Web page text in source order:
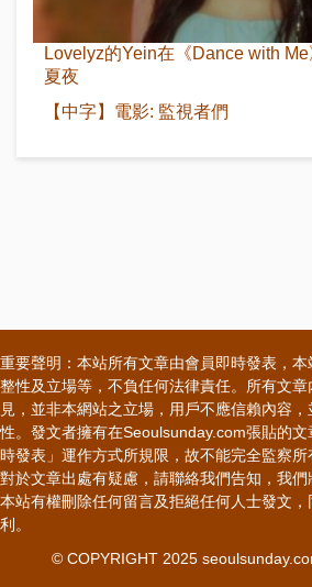
Lovelyz的Yein在《Dance with
夏夜
【中字】電影: 監視者們
重要聲明：本站所有文章由會員即時發表，
整性及立場等，不負任何法律責任。所有文
見，並非本網站之立場，用戶不應信賴內容
性。發文者擁有在Seoulsunday.com張貼的
時發表」運作方式所規限，故不能完全監察
對於文章出處有疑慮，請聯絡我們告知，我們
本站有權刪除任何留言及拒絕任何人士發文
利。
© COPYRIGHT 2025